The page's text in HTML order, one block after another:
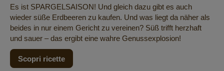
Es ist SPARGELSAISON! Und gleich dazu gibt es auch
wieder süße Erdbeeren zu kaufen. Und was liegt da näher als
beides in nur einem Gericht zu vereinen? Süß trifft herzhaft
und sauer – das ergibt eine wahre Genussexplosion!
Scopri ricette